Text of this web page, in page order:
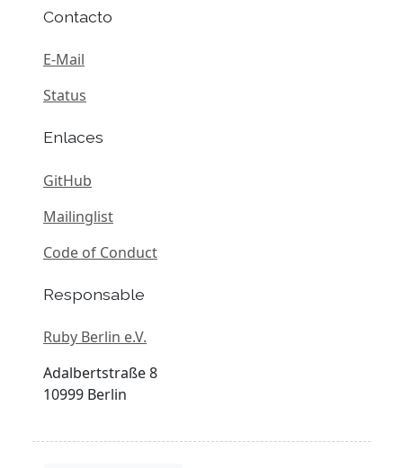
Contacto
E-Mail
Status
Enlaces
GitHub
Mailinglist
Code of Conduct
Responsable
Ruby Berlin e.V.
Adalbertstraße 8
10999 Berlin